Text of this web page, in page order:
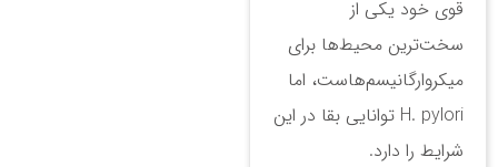
قوی خود یکی از
سخت‌ترین محیط‌ها برای
میکروارگانیسم‌هاست، اما
H. pylori توانایی بقا در این
شرایط را دارد.